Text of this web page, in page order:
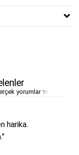
yorumlar ✨
harika.